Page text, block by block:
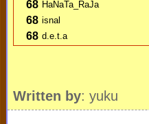
68 HaNaTa_RaJa
68 isnal
68 d.e.t.a
Written by: yuku